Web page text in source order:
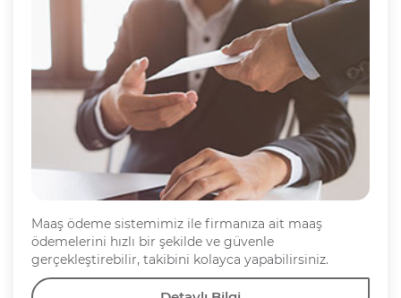
Maaş ödeme sistemimiz ile firmanıza ait maaş
ödemelerini hızlı bir şekilde ve güvenle
gerçekleştirebilir, takibini kolayca yapabilirsiniz.